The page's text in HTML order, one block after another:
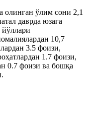
олинган ўлим сони 2,1
даврда юзага
йўллари
10,7
3.5 фоизи,
1.7 фоизи,
0.7 фоизи ва бошқа